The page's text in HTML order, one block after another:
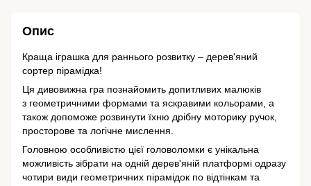
Опис
Краща іграшка для раннього розвитку – дерев'яний
сортер пірамідка!
Ця дивовижна гра познайомить допитливих малюків
з геометричними формами та яскравими кольорами, а
також допоможе розвинути їхню дрібну моторику ручок,
просторове та логічне мислення.
Головною особливістю цієї головоломки є унікальна
можливість зібрати на одній дерев'яній платформі одразу
чотири види геометричних пірамідок по відтінкам та